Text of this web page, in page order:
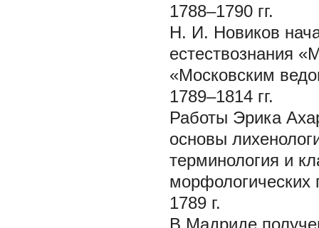
1788–1790 гг.
Н. И. Новиков
естествознания
«Московским
1789–1814 гг.
Работы Эрика
основы
терминология и
морфологических
1789 г.
В Мадриде